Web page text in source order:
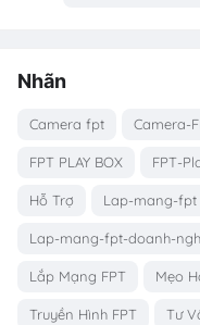
Nhãn
Camera fpt Camera-
FPT PLAY BOX FPT-
Hỗ Trợ Lap-mang-fpt
Lap-mang-fpt-doanh-
Lắp Mạng FPT Mẹo
Truyền Hình FPT Tư